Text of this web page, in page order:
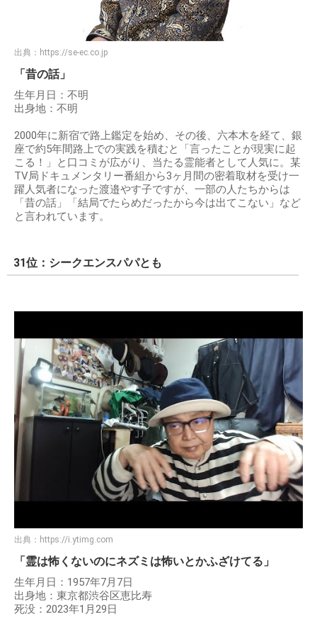
出典： https://se-ec.co.jp
「昔の話」
生年月日：不明
出身地：不明
2000年に新宿で路上鑑定を始め、その後、六本木を経て、銀
座で約5年間路上での実践を積むと「言ったことが現実に起
こる！」と口コミが広がり、当たる霊能者として人気に。某
TV局ドキュメンタリー番組から3ヶ月間の密着取材を受け一
躍人気者になった渡邉やす子ですが、一部の人たちからは
「昔の話」「結局でたらめだったから今は出てこない」など
と言われています。
31位：シークエンスパパとも
出典： https://i.ytimg.com
「霊は怖くないのにネズミは怖いとかふざけてる」
生年月日：1957年7月7日
出身地：東京都渋谷区恵比寿
死没：2023年1月29日